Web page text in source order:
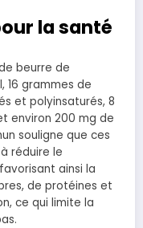
la santé
beurre de
16 grammes de
et polyinsaturés, 8
environ 200 mg de
souligne que ces
réduire le
ainsi la
de protéines et
ce qui limite la